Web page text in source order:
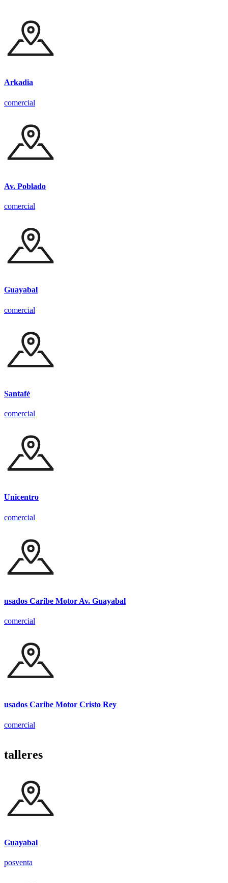
Arkadia
comercial
Av. Poblado
comercial
Guayabal
comercial
Santafé
comercial
Unicentro
comercial
usados Caribe Motor Av. Guayabal
comercial
usados Caribe Motor Cristo Rey
comercial
talleres
Guayabal
posventa